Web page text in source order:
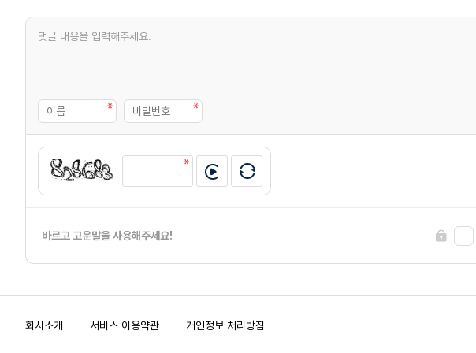
바르고 고운말을 사용해주세요!
회사소개 서비스 이용약관 개인정보 처리방침